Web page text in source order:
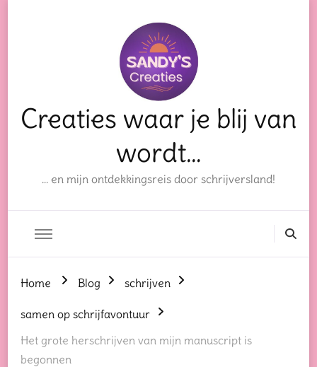
Creaties waar je blij van
wordt…
… en mijn ontdekkingsreis door schrijversland!
Home Blog schrijven
samen op schrijfavontuur
Het grote herschrijven van mijn manuscript is
begonnen